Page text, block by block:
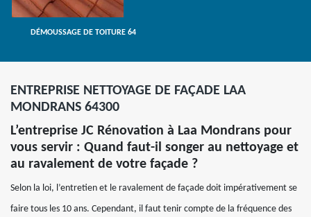
DÉMOUSSAGE DE TOITURE 64
ENTREPRISE NETTOYAGE DE FAÇADE LAA
MONDRANS 64300
L’entreprise JC Rénovation à Laa Mondrans pour
vous servir : Quand faut-il songer au nettoyage et
au ravalement de votre façade ?
Selon la loi, l’entretien et le ravalement de façade doit impérativement se
faire tous les 10 ans. Cependant, il faut tenir compte de la fréquence des